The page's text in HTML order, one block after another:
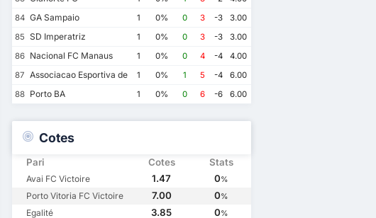
84 GA Sampaio 1 0% 0 3 -3
3.00
85 SD Imperatriz 1 0% 0 3 -3
3.00
86 Nacional FC Manaus 1 0% 0 4 -4
4.00
87 Associacao Esportiva de Altos
1 0% 1 5 -4
6.00
88 Porto BA 1 0% 0 6 -6 6.00
Cotes
Pari Cotes Stats
Avai FC Victoire 1.47 0%
Porto Vitoria FC Victoire 7.00 0%
Egalité 3.85 0%